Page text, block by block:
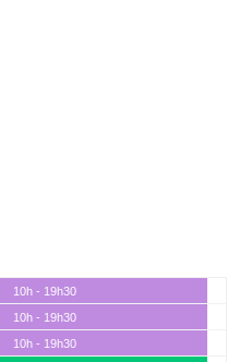
10h - 19h30
10h - 19h30
10h - 19h30